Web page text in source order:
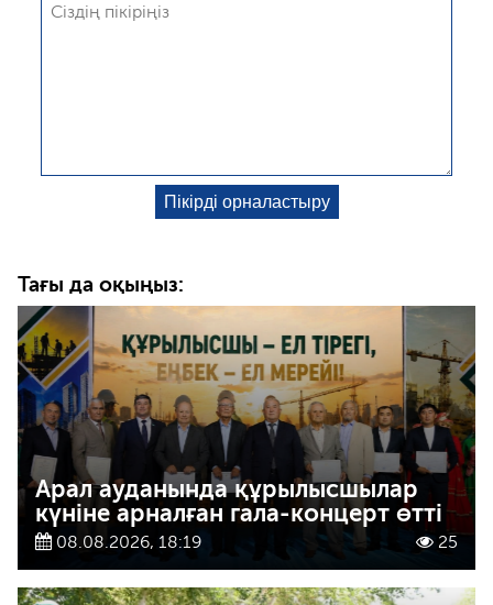
Тағы да оқыңыз:
Арал ауданында құрылысшылар
күніне арналған гала-концерт өтті
08.08.2026, 18:19 25